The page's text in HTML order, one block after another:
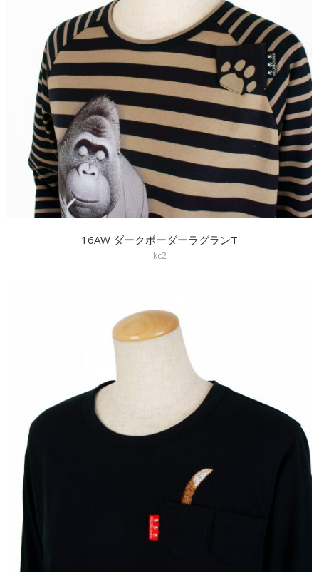
16AW ダークボーダーラグランT
kc2